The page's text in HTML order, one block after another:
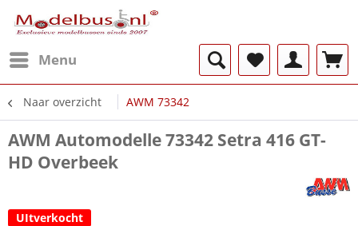
Menu
Naar overzicht AWM 73342
AWM Automodelle 73342 Setra 416 GT-
HD Overbeek
UItverkocht